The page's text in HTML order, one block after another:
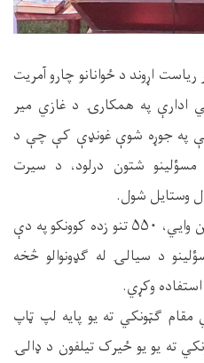
ریاست اړوند د ځوانانو چارو آمریت
ادارې په همکارۍ د غازي میر
په جوړه شوې غونډې کې چې د
شتون درلود، د سیرت
وستایل شول.
د اطلاعاتو او کلتور ریاست مسؤلین وايي، ۵۵۰ تنو زده کوونکو په دې
د سیالۍ له ګډونوالو څخه
وکړي.
ګټونکي ته یو پایه لپ ټاپ
ته یو یو ځیرک تیلفون د ډالۍ